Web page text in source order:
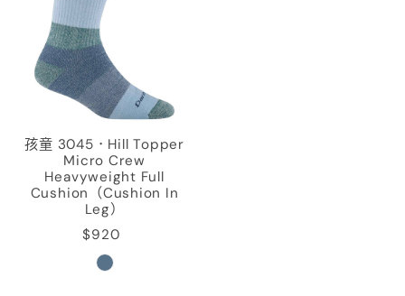
孩童 3045．Hill Topper
Micro Crew
Heavyweight Full
Cushion（Cushion In
Leg）
$920